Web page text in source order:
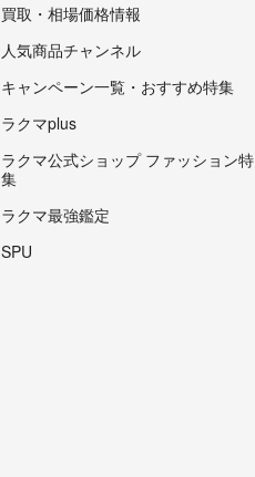
買取・相場価格情報
人気商品チャンネル
キャンペーン一覧・おすすめ特集
ラクマplus
ラクマ公式ショップ ファッション特
集
ラクマ最強鑑定
SPU